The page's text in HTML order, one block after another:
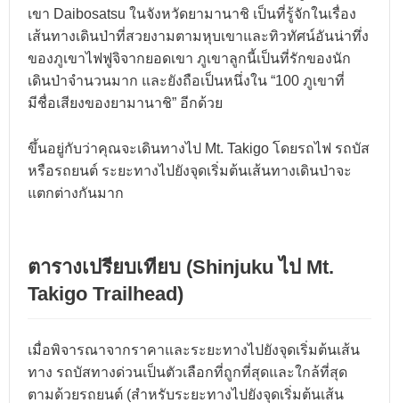
เขา Daibosatsu ในจังหวัดยามานาชิ เป็นที่รู้จักในเรื่อง
เส้นทางเดินป่าที่สวยงามตามหุบเขาและทิวทัศน์อันน่าทึ่ง
ของภูเขาไฟฟูจิจากยอดเขา ภูเขาลูกนี้เป็นที่รักของนัก
เดินป่าจำนวนมาก และยังถือเป็นหนึ่งใน “100 ภูเขาที่
มีชื่อเสียงของยามานาชิ” อีกด้วย
ขึ้นอยู่กับว่าคุณจะเดินทางไป Mt. Takigo โดยรถไฟ รถบัส
หรือรถยนต์ ระยะทางไปยังจุดเริ่มต้นเส้นทางเดินป่าจะ
แตกต่างกันมาก
ตารางเปรียบเทียบ (Shinjuku ไป Mt.
Takigo Trailhead)
เมื่อพิจารณาจากราคาและระยะทางไปยังจุดเริ่มต้นเส้น
ทาง รถบัสทางด่วนเป็นตัวเลือกที่ถูกที่สุดและใกล้ที่สุด
ตามด้วยรถยนต์ (สำหรับระยะทางไปยังจุดเริ่มต้นเส้น